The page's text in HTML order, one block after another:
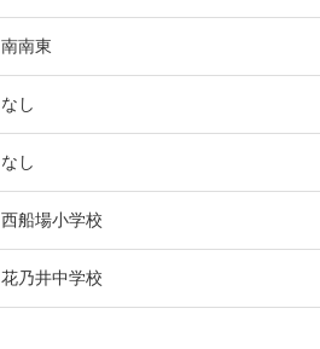
南南東
なし
なし
西船場小学校
花乃井中学校